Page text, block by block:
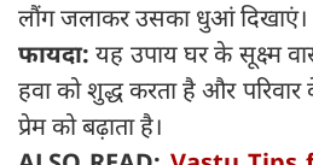
लौंग जलाकर उसका धुआं दिखाएं।
फायदा:यह उपाय घर के सूक्ष्म
हवा को शुद्ध करता है और
प्रेम को बढ़ाता है।